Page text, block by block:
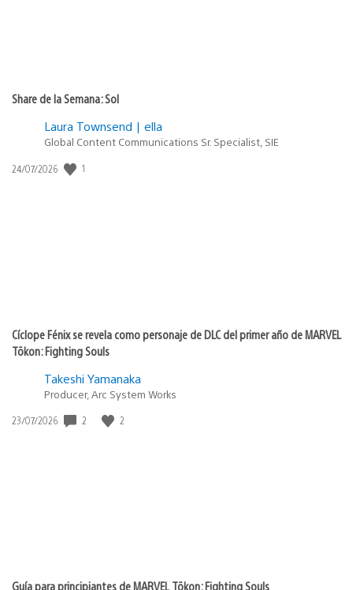
Share de la Semana: Sol
Laura Townsend | ella
Global Content Communications Sr. Specialist, SIE
Fecha
24/07/2026 1
Cíclope Fénix se revela como personaje de DLC del primer año de MARVEL
Tōkon: Fighting Souls
Takeshi Yamanaka
Producer, Arc System Works
Fecha
23/07/2026 2 2
Guía para principiantes de MARVEL Tōkon: Fighting Souls